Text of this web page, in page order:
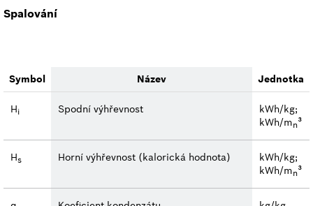
Spalování
Symbol Název Jednotka
Hi Spodní výhřevnost
kWh/kg;
kWh/mn³
Hs Horní výhřevnost (kalorická hodnota)
kWh/kg;
kWh/mn³